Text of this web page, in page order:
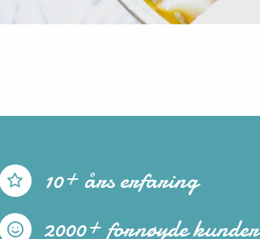
10+ års erfaring
2000+ fornøyde kunder